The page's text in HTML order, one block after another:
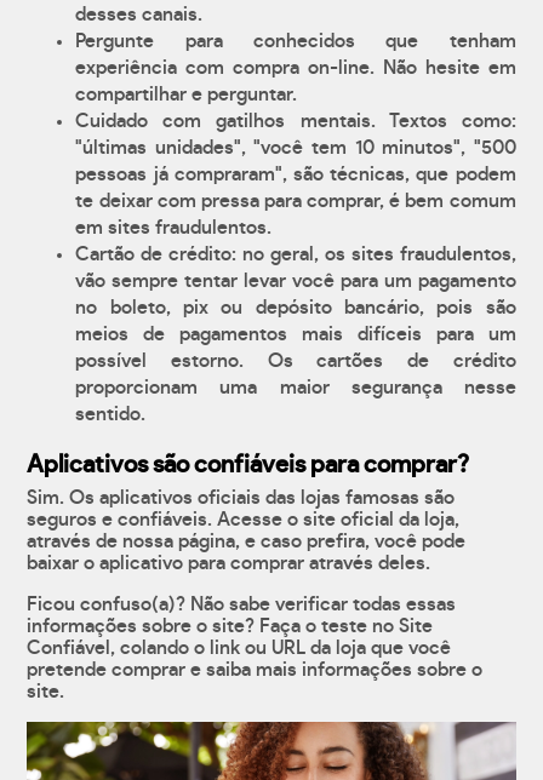
desses canais.
Pergunte para conhecidos que tenham
experiência com compra on-line. Não hesite em
compartilhar e perguntar.
Cuidado com gatilhos mentais. Textos como:
"últimas unidades", "você tem 10 minutos", "500
pessoas já compraram", são técnicas, que podem
te deixar com pressa para comprar, é bem comum
em sites fraudulentos.
Cartão de crédito: no geral, os sites fraudulentos,
vão sempre tentar levar você para um pagamento
no boleto, pix ou depósito bancário, pois são
meios de pagamentos mais difíceis para um
possível estorno. Os cartões de crédito
proporcionam uma maior segurança nesse
sentido.
Aplicativos são confiáveis para comprar?
Sim. Os aplicativos oficiais das lojas famosas são
seguros e confiáveis. Acesse o site oficial da loja,
através de nossa página, e caso prefira, você pode
baixar o aplicativo para comprar através deles.
Ficou confuso(a)? Não sabe verificar todas essas
informações sobre o site? Faça o teste no Site
Confiável, colando o link ou URL da loja que você
pretende comprar e saiba mais informações sobre o
site.